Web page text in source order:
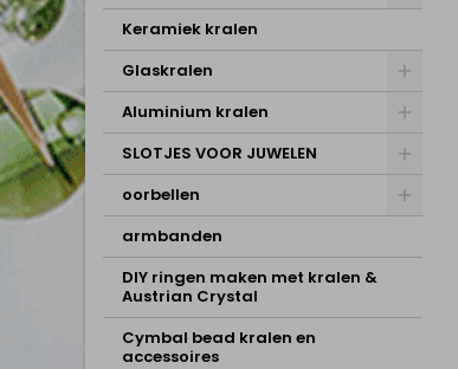
Keramiek kralen
Glaskralen
Aluminium kralen
SLOTJES VOOR JUWELEN
oorbellen
armbanden
DIY ringen maken met kralen &
Austrian Crystal
Cymbal bead kralen en
accessoires